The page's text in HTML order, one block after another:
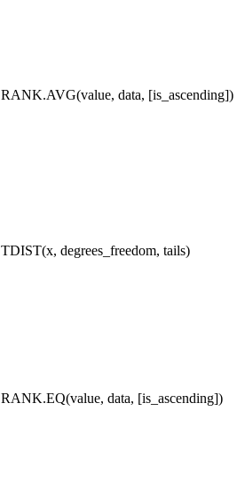
RANK.AVG(value, data, [is_ascending])
TDIST(x, degrees_freedom, tails)
RANK.EQ(value, data, [is_ascending])